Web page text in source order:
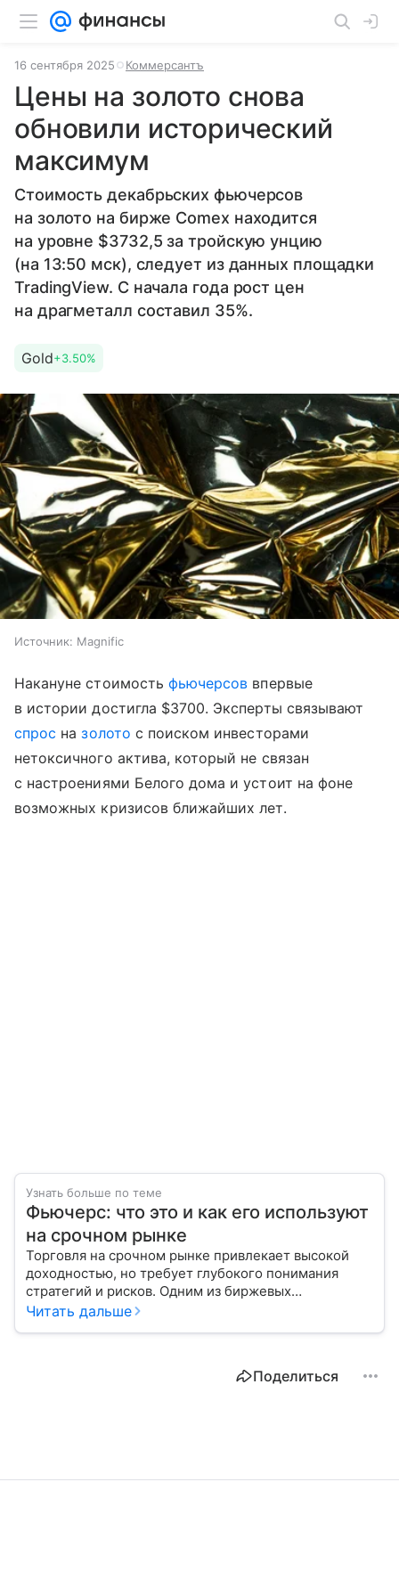
16 сентября 2025 Коммерсантъ
Цены на золото снова
обновили исторический
максимум
Стоимость декабрьских фьючерсов
на золото на бирже Comex находится
на уровне $3732,5 за тройскую унцию
(на 13:50 мск), следует из данных площадки
TradingView. С начала года рост цен
на драгметалл составил 35%.
Gold+3.50%
Источник: Magnific
Накануне стоимость фьючерсов впервые
в истории достигла $3700. Эксперты связывают
спрос назолото с поиском инвесторами
нетоксичного актива, который не связан
с настроениями Белого дома и устоит на фоне
возможных кризисов ближайших лет.
Узнать больше по теме
Фьючерс: что это и как его используют
на срочном рынке
Торговля на срочном рынке привлекает высокой
доходностью, но требует глубокого понимания
стратегий и рисков. Одним из биржевых
инструментов для краткосрочных инвестиций
Читать дальше
Поделиться